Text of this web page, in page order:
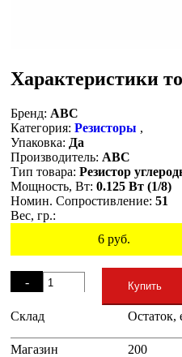
Характеристики
Бренд: ABC
Категория: Резисторы ,
Упаковка: Да
Производитель: ABC
Тип товара: Резистор
Мощность, Вт: 0.125 Вт (1/8)
Номин. Сопростивление: 51
Вес, гр.:
6руб.
-
+
Купить
Склад Остаток,
Магазин 200